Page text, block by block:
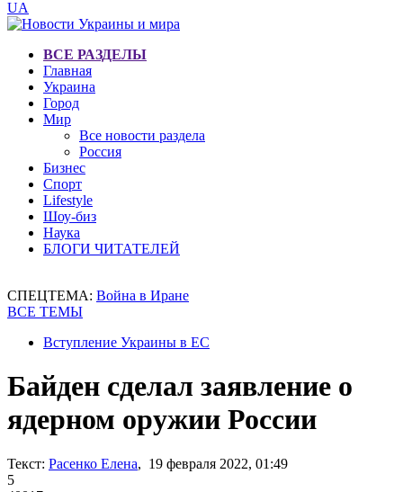
UA
ВСЕ РАЗДЕЛЫ
Главная
Украина
Город
Мир
Все новости раздела
Россия
Бизнес
Спорт
Lifestyle
Шоу-биз
Наука
БЛОГИ ЧИТАТЕЛЕЙ
СПЕЦТЕМА: Война в Иране
ВСЕ ТЕМЫ
Вступление Украины в ЕС
Байден сделал заявление о
ядерном оружии России
Текст: Расенко Елена, 19 февраля 2022, 01:49
5